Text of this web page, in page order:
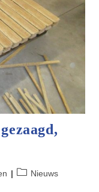
Berichtcategorie:
Nieuws